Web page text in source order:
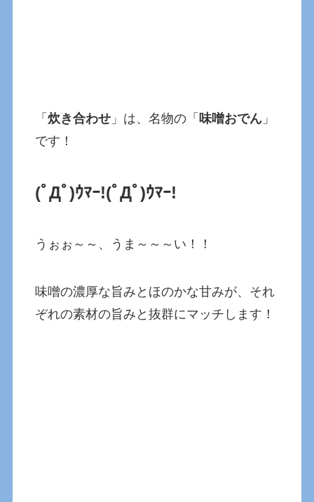
「炊き合わせ 」は、名物の「味噌おでん 」
です！
(ﾟДﾟ)ｳﾏｰ!(ﾟДﾟ)ｳﾏｰ!
うぉぉ～～、うま～～～い！！
味噌の濃厚な旨みとほのかな甘みが、それ
ぞれの素材の旨みと抜群にマッチします！